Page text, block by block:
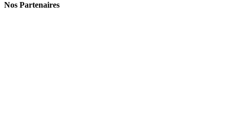
Nos Partenaires